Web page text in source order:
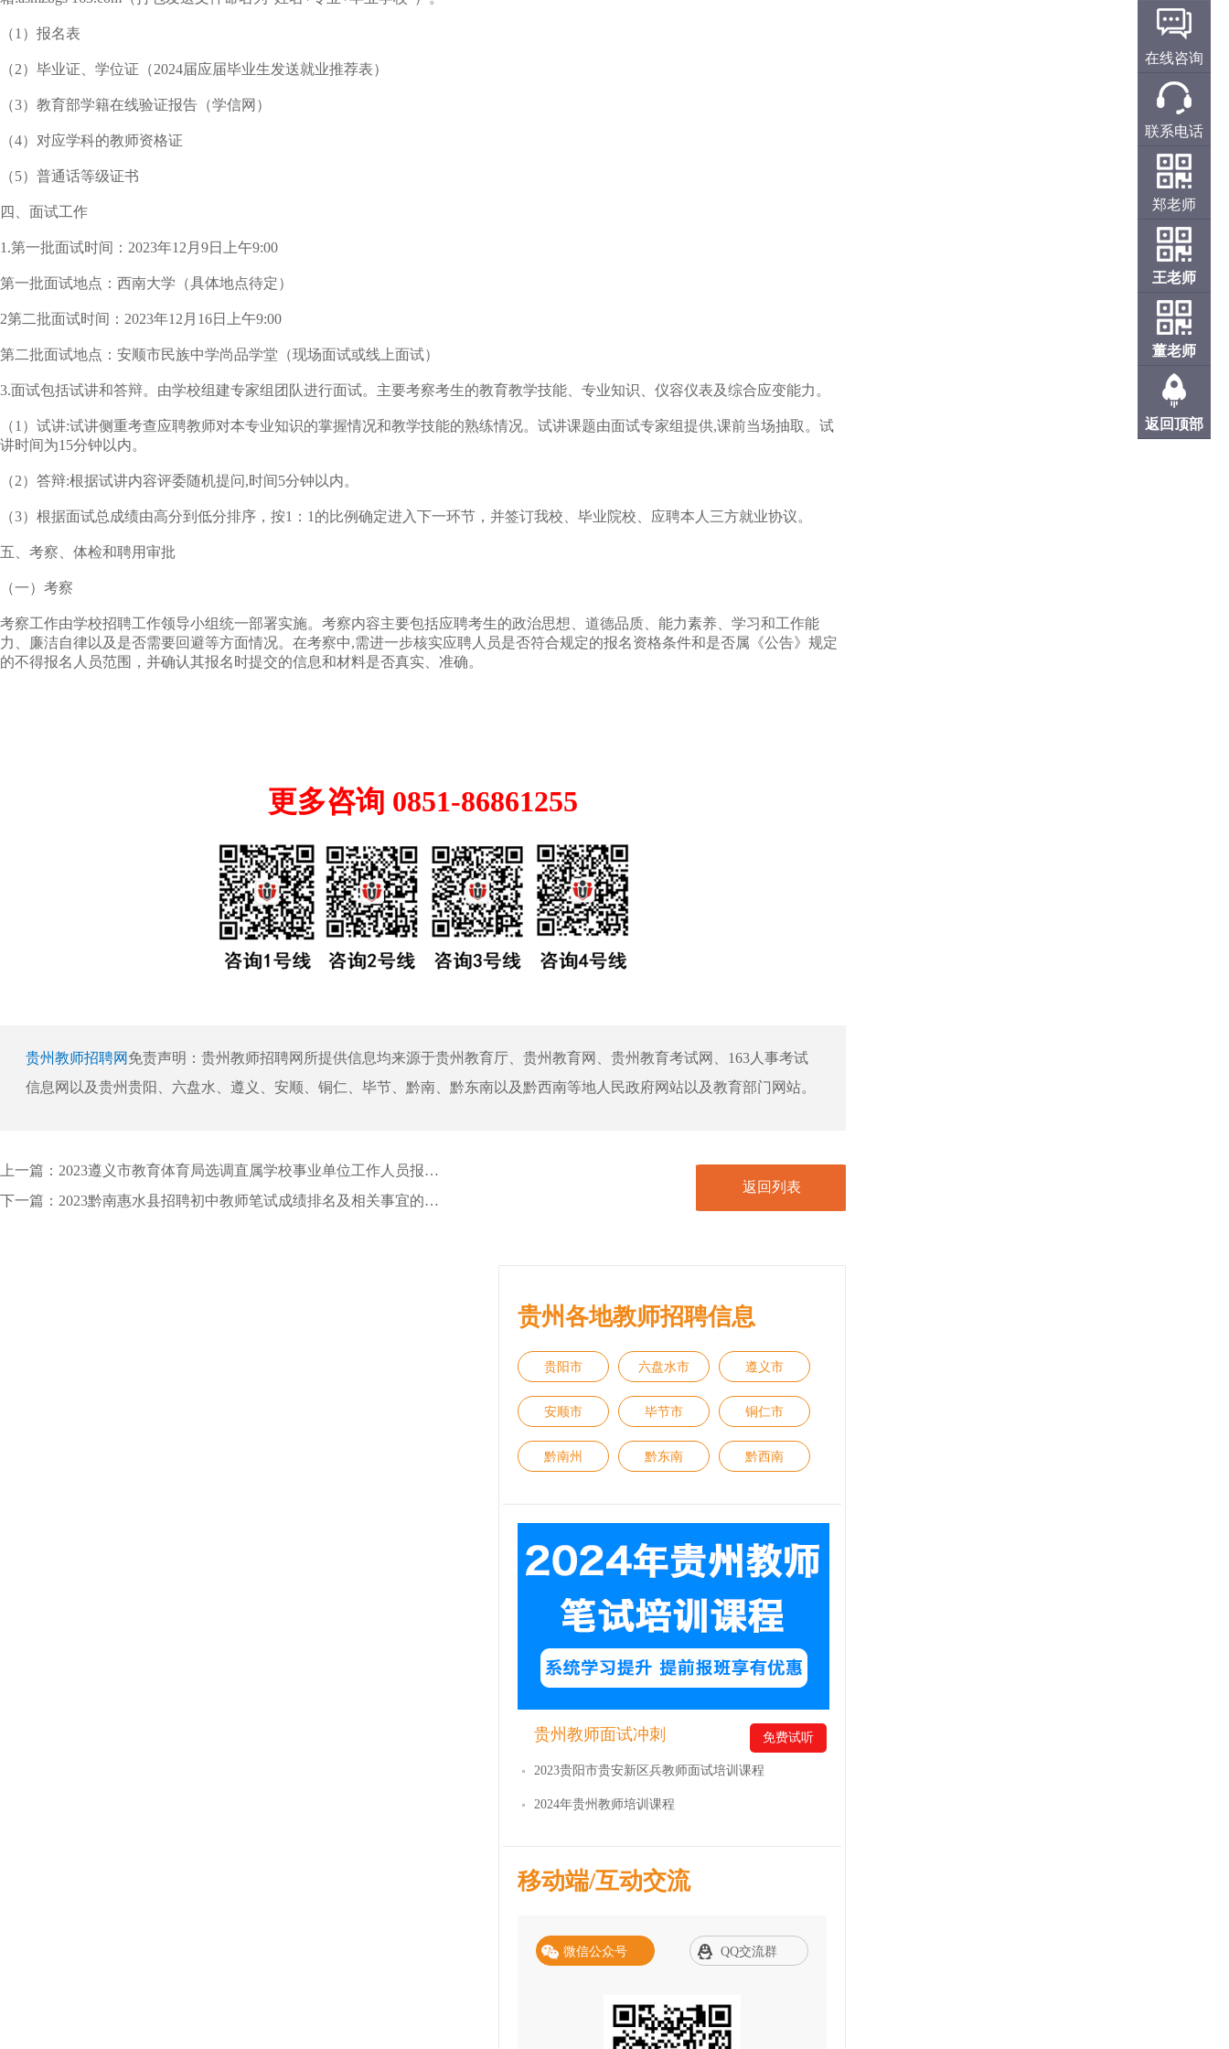
（1）报名表
（2）毕业证、学位证（2024届应届毕业生发送就业推荐表）
（3）教育部学籍在线验证报告（学信网）
（4）对应学科的教师资格证
（5）普通话等级证书
四、面试工作
1.第一批面试时间：2023年12月9日上午9:00
第一批面试地点：西南大学（具体地点待定）
2第二批面试时间：2023年12月16日上午9:00
第二批面试地点：安顺市民族中学尚品学堂（现场面试或线上面试）
3.面试包括试讲和答辩。由学校组建专家组团队进行面试。主要考察考生的教育教学技能、专业知识、仪容仪表及综合应变能力。
（1）试讲:试讲侧重考查应聘教师对本专业知识的掌握情况和教学技能的熟练情况。试讲课题由面试专家组提供,课前当场抽取。试
讲时间为15分钟以内。
（2）答辩:根据试讲内容评委随机提问,时间5分钟以内。
（3）根据面试总成绩由高分到低分排序，按1：1的比例确定进入下一环节，并签订我校、毕业院校、应聘本人三方就业协议。
五、考察、体检和聘用审批
（一）考察
考察工作由学校招聘工作领导小组统一部署实施。考察内容主要包括应聘考生的政治思想、道德品质、能力素养、学习和工作能
力、廉洁自律以及是否需要回避等方面情况。在考察中,需进一步核实应聘人员是否符合规定的报名资格条件和是否属《公告》规定
的不得报名人员范围，并确认其报名时提交的信息和材料是否真实、准确。
更多咨询 0851-86861255
贵州教师招聘网 免责声明：贵州教师招聘网所提供信息均来源于贵州教育厅、贵州教育网、贵州教育考试网、163人事考试
信息网以及贵州贵阳、六盘水、遵义、安顺、铜仁、毕节、黔南、黔东南以及黔西南等地人民政府网站以及教育部门网站。
上一篇： 2023遵义市教育体育局选调直属学校事业单位工作人员报名情况公布
下一篇： 2023黔南惠水县招聘初中教师笔试成绩排名及相关事宜的公告
贵州各地教师招聘信息
贵阳市 六盘水市 遵义市
安顺市 毕节市 铜仁市
黔南州 黔东南 黔西南
贵州教师面试冲刺 免费试听
2023贵阳市贵安新区兵教师面试培训课程
2024年贵州教师培训课程
移动端/互动交流
微信公众号 QQ交流群
在线咨询
联系电话
郑老师
王老师
董老师
返回顶部